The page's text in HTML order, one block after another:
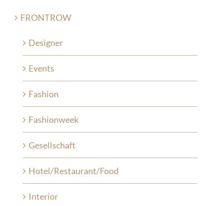
FRONTROW
Designer
Events
Fashion
Fashionweek
Gesellschaft
Hotel/Restaurant/Food
Interior